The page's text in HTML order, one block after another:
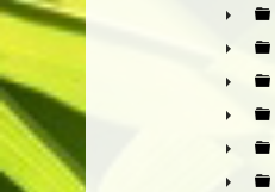
►
►
►
►
►
►